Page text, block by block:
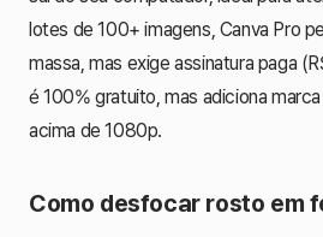
lotes de 100+ imagens, Canva Pro
massa, mas exige assinatura paga
é 100% gratuito, mas adiciona
acima de 1080p.
Como desfocar rosto em